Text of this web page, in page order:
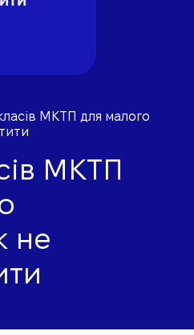
МКТП для малого
МКТП
не